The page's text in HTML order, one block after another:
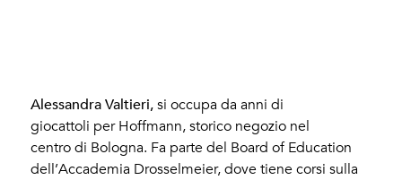
Valtieri, Alessandra – Sandreschi, Marco
Alessandra Valtieri, si occupa da anni di
giocattoli per Hoffmann, storico negozio nel
centro di Bologna. Fa parte del Board of Education
dell’Accademia Drosselmeier, dove tiene corsi sulla